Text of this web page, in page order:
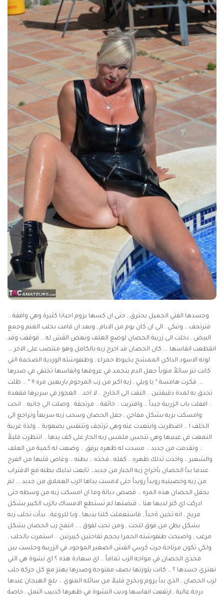
وجسدها الفتي الجميل يحترق , حتى ان كسها يزوم احيانا كثيرة وهي واقفة …
فترتجف .. وتبكي . الى ان كان يوم من الايام , وبعد ان قامت بحلب الغنم وجمع
البيض , دخلت الى زريبة الحصان لوضع العلف وبعض القش له … فوقفت وقد
انقطعت انفاسها …. كان الحصان قد اخرج زبه بالكامل وهو منتصب على الاخر ….
لونه الاسود الداكن الممشح بخيوط حمراء , وطنفوشته الوردية الضخمة التي
كانت تنز سائلاُ منوياُ جعل الدم يتجمد في عروقها وانفاسها تختفي في صدرها
…. فكرت هامسة ” يا ويلي , زبه اكبر من زب المرحوم باربعين مره !! ” … ظلت
تحدق به لمدة دقيقتين .. التفت الى الخارج .. لا احد .. العجوز في سريرها مقعدة
.. اقفلت باب الزريبة جيداُ … واقتربت .. خائفة … مرتجفة . وصلت الى جانبه .. انحت
وامسكت بزبه بشكل مفاجيْ , جفل الحصان وسحب زبه سريعاُ وتراجع الى
الخلف ! … اضطربت وابتعدت عنه وهي ترتجف وتتنفس بصعوبة … ولذة غريبة
التمعت في عينيها وهي تتحس ملمس زبه الحار على كف يدها .. انتظرت قليلاُ
… وتقدمت من جديد … مسدت له ظهره برفق … وضعت له كمية من العلف
والشعير .. واخذت تدلك ظهره .. كفله ..فخذه .. بطنه … وغاص قلبها من الفرح
عندما بداْ الحصان باْخراج زبه الجبار من جديد… تابعت تدليك بطنه مع الاقتراب
من زبه وخصيتيه رويداُ رويداُ حتى لامست يداها الزب العملاق من جديد …. لم
يجفل الحصان هذه المره … قصص دياثة وما ان امسكت زبه من وسطه حتى
ادركت اي كنز لديها هنا … قبضتها لم تستطع الامساك بالزب الكبير بشكل
مريح , انه ثخين ةجداُ , فاستعملت كلتا يديها , ويا للروعة… بداُت تحلب زبه
بشكل بطيْ من فوق لتحت , ومن تحت لفوق , .. انتفخ زب الحصان بشكل
مرعب , واصبحت طنفوشته الحمرا بحجم تفاحتين كبيرتين … استمرت بالحلب ,
ولكي تكون مرتاحة جرت كرسي القش الصغير الموجود في الزريبة وجلست بين
فخذي الحصان في مواجه الزب تماماُ … اي سعادة هذه ؟ اي نشوة هي التي
تعتري جسدها ؟ … كانت بلوزتها نصف مفتوحة وصدرها يهتز مع كل حركة حلب
لزب الحصان , الذي بداْ يزوم ويخرج قليلاْ من سائله المنوي … بلغ الهيجان عندها
درجة عالية , ارتفعت انفاسها ودبت النشوة في ظهرها كدبيب النمل , خاصة